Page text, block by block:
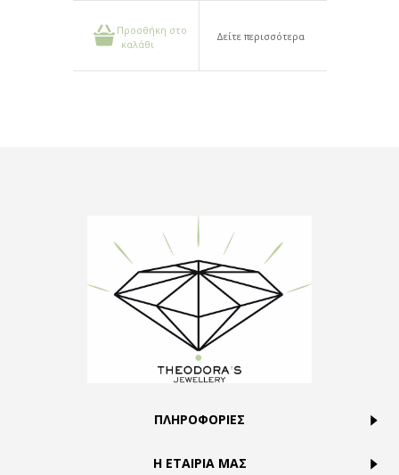
Προσθήκη στο
καλάθι
Δείτε περισσότερα
ΠΛΗΡΟΦΟΡΙΕΣ
Η ΕΤΑΙΡΙΑ ΜΑΣ